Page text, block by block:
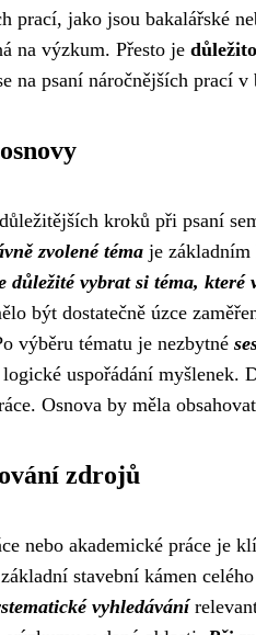
prací, jako jsou bakalářské
na výzkum. Přesto je
na psaní náročnějších prací v
kroků při psaní
zvolené téma je základním
důležité vybrat si téma, které
být dostatečně úzce
výběru tématu je nezbytné
uspořádání myšlenek.
Osnova by měla
zdrojů
nebo akademické práce je
stavební kámen
vyhledávání